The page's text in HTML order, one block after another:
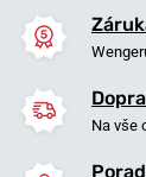
Na vše